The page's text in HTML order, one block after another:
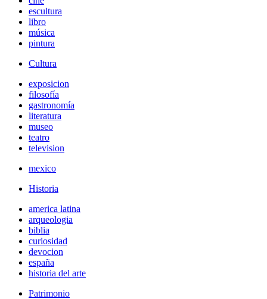
escultura
libro
música
pintura
Cultura
exposicion
filosofía
gastronomía
literatura
museo
teatro
television
mexico
Historia
america latina
arqueologia
biblia
curiosidad
devocion
españa
historia del arte
Patrimonio